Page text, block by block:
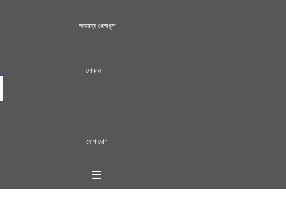
অন্যান্য খেলাধুলা
দোকান
যোগাযোগ